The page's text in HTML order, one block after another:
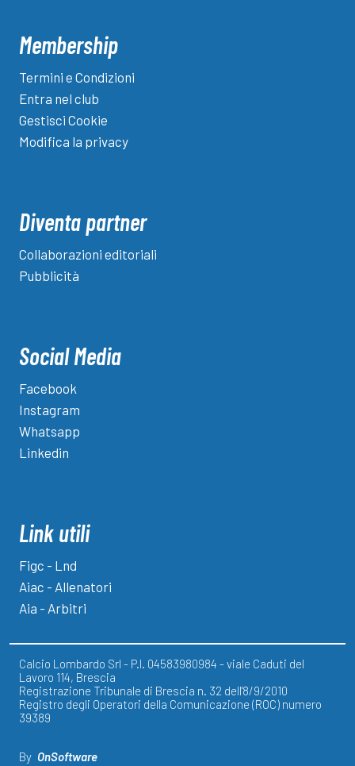
Membership
Termini e Condizioni
Entra nel club
Gestisci Cookie
Modifica la privacy
Diventa partner
Collaborazioni editoriali
Pubblicità
Social Media
Facebook
Instagram
Whatsapp
Linkedin
Link utili
Figc - Lnd
Aiac - Allenatori
Aia - Arbitri
Calcio Lombardo Srl - P.I. 04583980984 - viale Caduti del
Lavoro 114, Brescia
Registrazione Tribunale di Brescia n. 32 dell'8/9/2010
Registro degli Operatori della Comunicazione (ROC) numero
39389
By OnSoftware